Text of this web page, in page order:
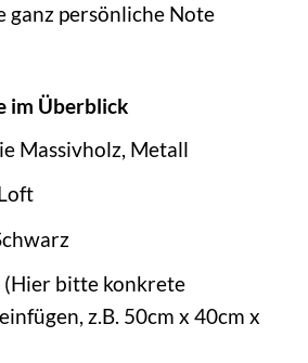
ganz persönliche Note
im Überblick
Massivholz, Metall
(Hier bitte konkrete
z.B. 50cm x 40cm x